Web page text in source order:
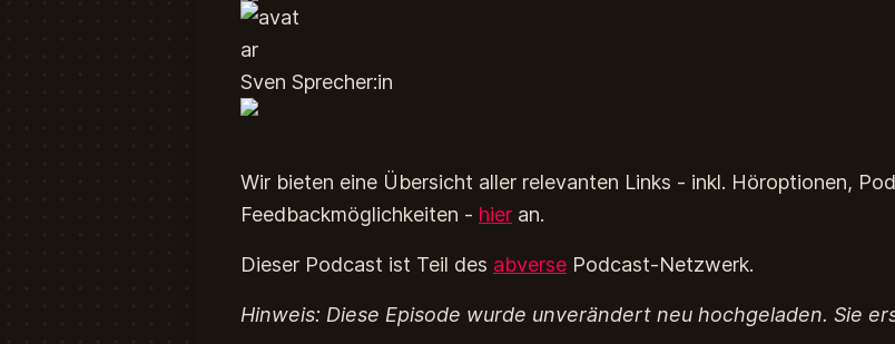
Sven Sprecher:in
Wir bieten eine Übersicht aller relevanten Links - inkl. Höroptionen,
Feedbackmöglichkeiten - hier an.
Dieser Podcast ist Teil des abverse Podcast-Netzwerk.
Hinweis: Diese Episode wurde unverändert neu hochgeladen. Sie